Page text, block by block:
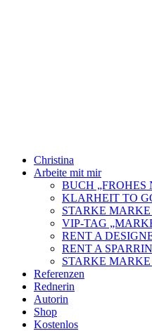
Christina
Arbeite mit mir
BUCH „FROHES
KLARHEIT TO
STARKE
VIP-TAG
RENT A
RENT A
STARKE
Referenzen
Rednerin
Autorin
Shop
Kostenlos